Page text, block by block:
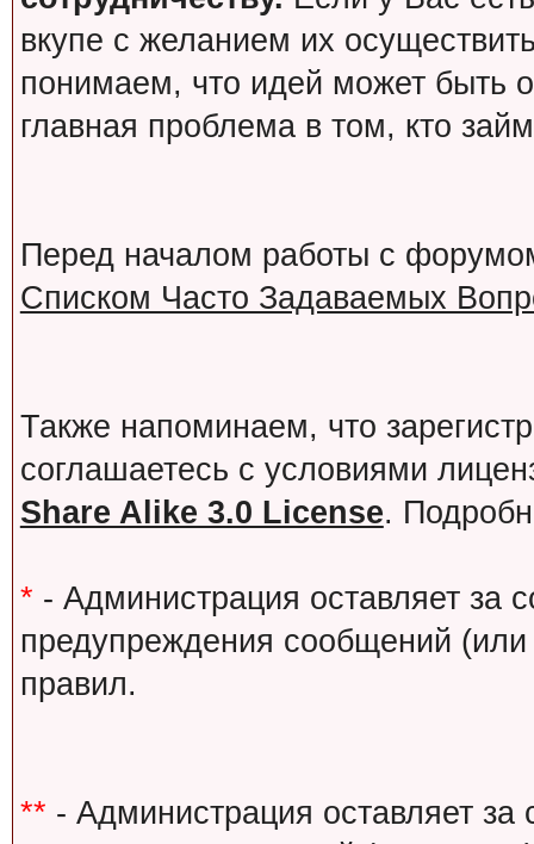
вкупе с желанием их
понимаем, что идей может быть
главная проблема в том, кто
Перед началом работы с
Списком Часто Задаваемых
Также напоминаем, что
соглашаетесь с условиями
Share Alike 3.0 License.
* - Администрация оставляет за
предупреждения сообщений
правил.
** - Администрация оставляет